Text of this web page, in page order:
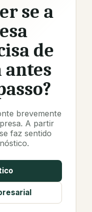
se a
de
antes
brevemente
A partir
faz sentido